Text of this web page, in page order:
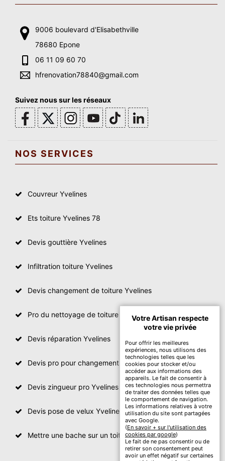
9006 boulevard d'Elisabethville
78680 Epone
06 11 09 60 70
hfrenovation78840@gmail.com
Suivez nous sur les réseaux
NOS SERVICES
Couvreur Yvelines
Ets toiture Yvelines 78
Devis gouttière Yvelines
Infiltration toiture Yvelines
Devis changement de toiture Yvelines
Pro du nettoyage de toiture
Devis réparation Yvelines
Devis pro pour changement de toiture Yvelines
Devis zingueur pro Yvelines
Devis pose de velux Yvelines
Mettre une bache sur un toit Yvelines
Votre Artisan respecte
votre vie privée
Pour offrir les meilleures
expériences, nous utilisons des
technologies telles que les
cookies pour stocker et/ou
accéder aux informations des
appareils. Le fait de consentir à
ces technologies nous permettra
de traiter des données telles que
le comportement de navigation.
Les informations relatives à votre
utilisation du site sont partagées
avec Google.
(En savoir + sur l'utilisation des
cookies par google)
Le fait de ne pas consentir ou de
retirer son consentement peut
avoir un effet négatif sur certaines